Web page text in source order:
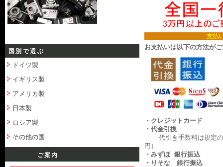
国別で選ぶ
ドイツ製
イギリス製
アメリカ製
日本製
ロシア製
その他の国
ご案内
支払
お支払いは以下の方法が
・クレジットカード
・代金引換
代引き手数料は規定の
円）
・みずほ 銀行振込
・りそな 銀行振込